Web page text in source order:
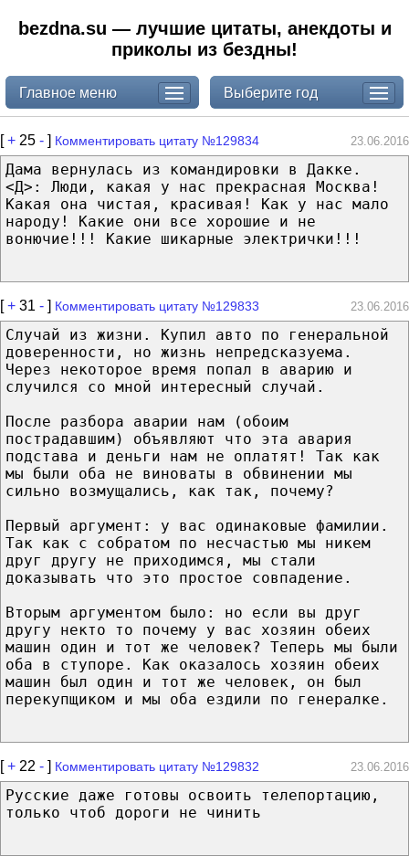
bezdna.su — лучшие цитаты, анекдоты и
приколы из бездны!
Главное меню Выберите год
[+ 25 - ] Комментировать цитату №129834 23.06.2016
Дама вернулась из командировки в Дакке.
<Д>: Люди, какая у нас прекрасная Москва!
Какая она чистая, красивая! Как у нас мало
народу! Какие они все хорошие и не
вонючие!!! Какие шикарные электрички!!!
[+ 31 - ] Комментировать цитату №129833 23.06.2016
Случай из жизни. Купил авто по генеральной
доверенности, но жизнь непредсказуема.
Через некоторое время попал в аварию и
случился со мной интересный случай.
После разбора аварии нам (обоим
пострадавшим) объявляют что эта авария
подстава и деньги нам не оплатят! Так как
мы были оба не виноваты в обвинении мы
сильно возмущались, как так, почему?
Первый аргумент: у вас одинаковые фамилии.
Так как с собратом по несчастью мы никем
друг другу не приходимся, мы стали
доказывать что это простое совпадение.
Вторым аргументом было: но если вы друг
другу некто то почему у вас хозяин обеих
машин один и тот же человек? Теперь мы были
оба в ступоре. Как оказалось хозяин обеих
машин был один и тот же человек, он был
перекупщиком и мы оба ездили по генералке.
[+ 22 - ] Комментировать цитату №129832 23.06.2016
Русские даже готовы освоить телепортацию,
только чтоб дороги не чинить